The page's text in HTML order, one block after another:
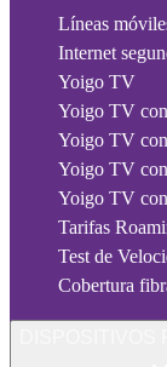
Líneas
Internet
Yoigo TV
Yoigo TV
Yoigo TV
Yoigo TV
Yoigo TV
Tarifas
Test de
Cobertura